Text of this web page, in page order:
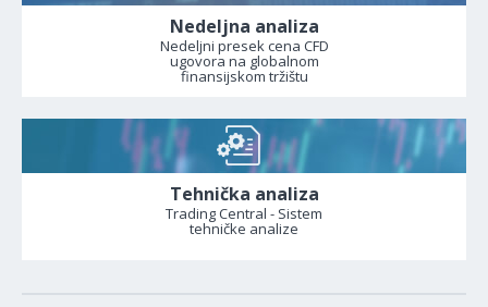
Nedeljna analiza
Nedeljni presek cena CFD
ugovora na globalnom
finansijskom tržištu
Tehnička analiza
Trading Central - Sistem
tehničke analize